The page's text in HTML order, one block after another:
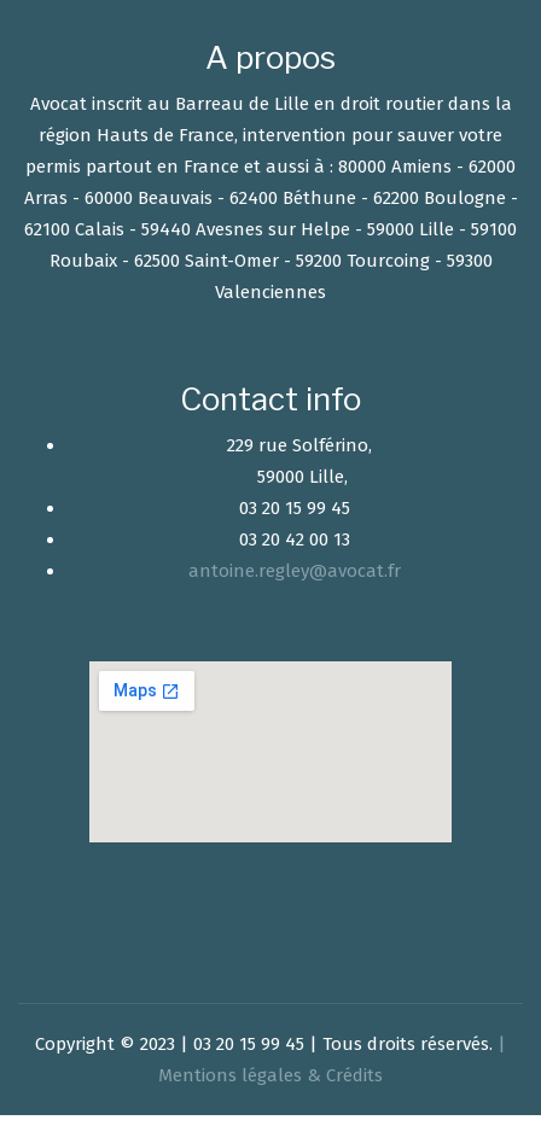
A propos
Avocat inscrit au Barreau de Lille en droit routier dans la
région Hauts de France, intervention pour sauver votre
permis partout en France et aussi à : 80000 Amiens - 62000
Arras - 60000 Beauvais - 62400 Béthune - 62200 Boulogne -
62100 Calais - 59440 Avesnes sur Helpe - 59000 Lille - 59100
Roubaix - 62500 Saint-Omer - 59200 Tourcoing - 59300
Valenciennes
Contact info
229 rue Solférino,
59000 Lille,
03 20 15 99 45
03 20 42 00 13
antoine.regley@avocat.fr
Copyright © 2023 | 03 20 15 99 45 | Tous droits réservés. |
Mentions légales & Crédits